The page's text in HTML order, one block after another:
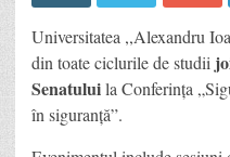
Universitatea ,,Alexandru
din toate ciclurile de studii
Senatuluila Conferința
în siguranță”.